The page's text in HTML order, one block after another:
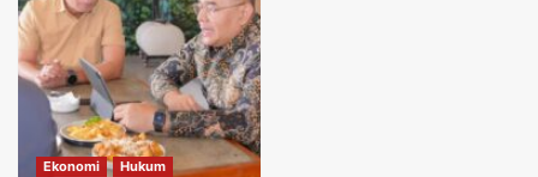
Ekonomi Hukum